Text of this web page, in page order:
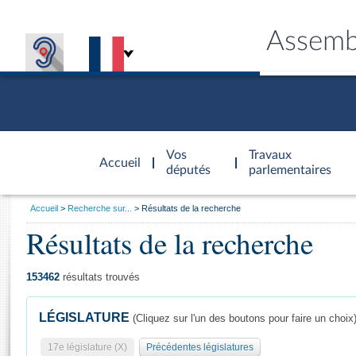
Accueil
d'accueil
Vos
députés
Travaux
parlementaires
Général
Vous
Accueil Recherche sur... Résultats de la recherche
Résultats de la recherche
153462 résultats trouvés
LÉGISLATURE (Cliquez sur l'un des boutons pour faire un choix)
17e législature (X) Précédentes législatures